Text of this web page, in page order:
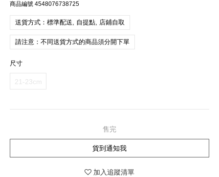
商品編號 4548076738725
送貨方式：標準配送, 自提點, 店鋪自取
請注意：不同送貨方式的商品須分開下單
尺寸
21-23cm
售完
貨到通知我
加入追蹤清單